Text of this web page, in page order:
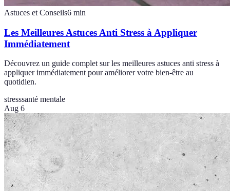
Astuces et Conseils6 min
Les Meilleures Astuces Anti Stress à Appliquer
Immédiatement
Découvrez un guide complet sur les meilleures astuces anti stress à
appliquer immédiatement pour améliorer votre bien-être au
quotidien.
stresssanté mentale
Aug 6